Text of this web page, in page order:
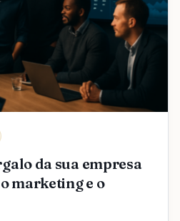
da sua empresa
marketing e o